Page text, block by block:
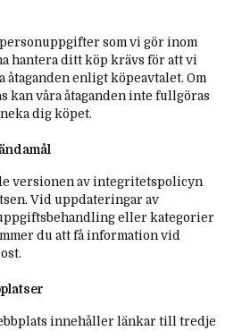
som vi gör inom
hantera ditt köp krävs för att vi
åtaganden enligt köpeavtalet. Om
kan våra åtaganden inte fullgöras
dig köpet.
versionen av integritetspolicyn
Vid uppdateringar av
eller kategorier
du att få information vid
innehåller länkar till tredje